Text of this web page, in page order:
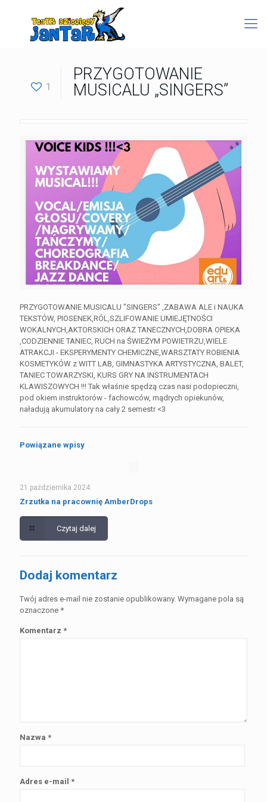
1
PRZYGOTOWANIE
MUSICALU „SINGERS”
PRZYGOTOWANIE MUSICALU "SINGERS" ,ZABAWA ALE i NAUKA
TEKSTÓW, PIOSENEK,RÓL,SZLIFOWANIE UMIEJĘTNOŚCI
WOKALNYCH,AKTORSKICH ORAZ TANECZNYCH,DOBRA OPIEKA
,CODZIENNIE TANIEC, RUCH na ŚWIEŻYM POWIETRZU,WIELE
ATRAKCJI - EKSPERYMENTY CHEMICZNE,WARSZTATY ROBIENIA
KOSMETYKÓW z WITT LAB, GIMNASTYKA ARTYSTYCZNA, BALET,
TANIEC TOWARZYSKI, KURS GRY NA INSTRUMENTACH
KLAWISZOWYCH !!! Tak właśnie spędzą czas nasi podopieczni,
pod okiem instruktorów - fachowców, mądrych opiekunów,
naładują akumulatory na cały 2 semestr <3
Powiązane wpisy
21 października 2024
Zrzutka na pracownię AmberDrops
Czytaj dalej
Dodaj komentarz
Twój adres e-mail nie zostanie opublikowany. Wymagane pola są
oznaczone *
Komentarz *
Nazwa *
Adres e-mail *